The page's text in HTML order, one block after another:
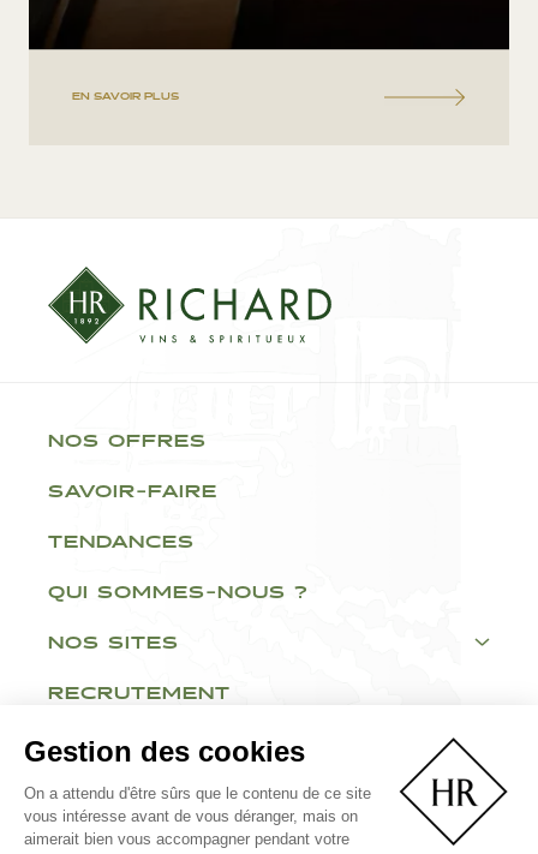
Gestion des cookies
On a attendu d'être sûrs que le contenu de ce site
vous intéresse avant de vous déranger, mais on
aimerait bien vous accompagner pendant votre
EN SAVOIR PLUS
NOS OFFRES
SAVOIR-FAIRE
TENDANCES
QUI SOMMES-NOUS ?
NOS SITES
RECRUTEMENT